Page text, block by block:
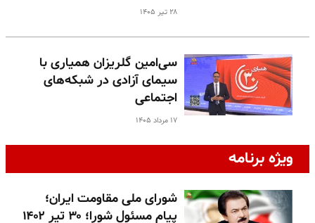
۲۸ تیر ۱۴۰۵
سی‌امین گلریزان همیاری با
سیمای آزادی در شبکه‌های
اجتماعی
۱۷ مرداد ۱۴۰۵
ویژه برنامه
شورای ملی مقاومت ایران؛
پیام مسئول شورا؛ ۳۰ تیر ۱۴۰۲